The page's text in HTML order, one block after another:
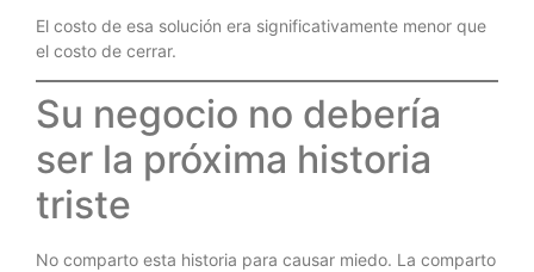
El costo de esa solución era significativamente menor que
el costo de cerrar.
Su negocio no debería
ser la próxima historia
triste
No comparto esta historia para causar miedo. La comparto